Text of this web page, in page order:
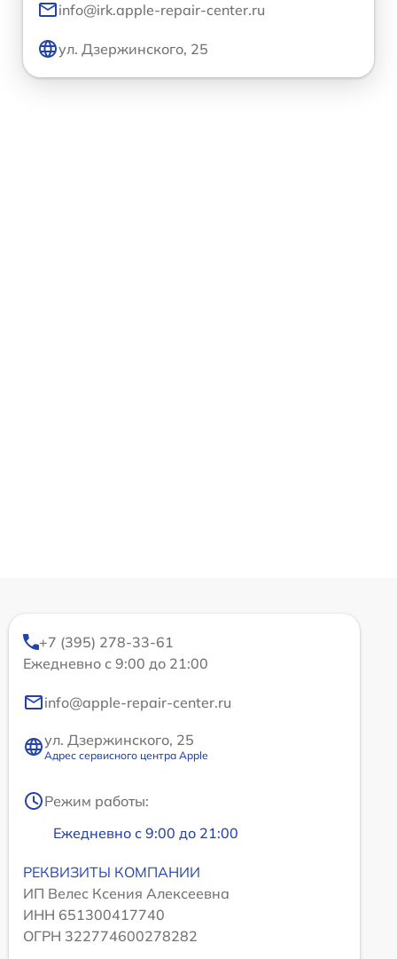
info@irk.apple-repair-center.ru
ул. Дзержинского, 25
+7 (395) 278-33-61
Ежедневно с 9:00 до 21:00
info@apple-repair-center.ru
ул. Дзержинского, 25
Адрес сервисного центра Apple
Режим работы:
Ежедневно с 9:00 до 21:00
РЕКВИЗИТЫ КОМПАНИИ
ИП Велес Ксения Алексеевна
ИНН 651300417740
ОГРН 322774600278282